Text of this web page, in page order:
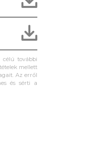
további
mellett
Az erről
és sérti a